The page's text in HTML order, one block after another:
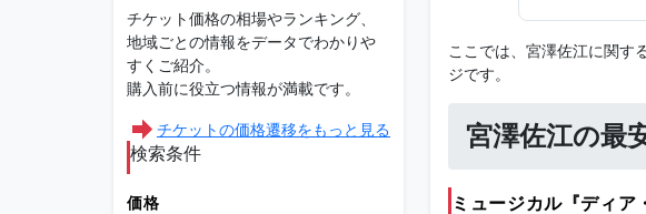
ここでは、宮澤佐江に関す
ジです。
宮澤佐江の最
ミュージカル『ディア
チケット価格の相場やランキング、
地域ごとの情報をデータでわかりや
すくご紹介。
購入前に役立つ情報が満載です。
チケットの価格遷移をもっと見る
検索条件
価格